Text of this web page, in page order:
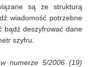
są ze strukturą
wiadomość potrzebne
bądź deszyfrować dane
szyfru.
numerze 5/2006 (19)